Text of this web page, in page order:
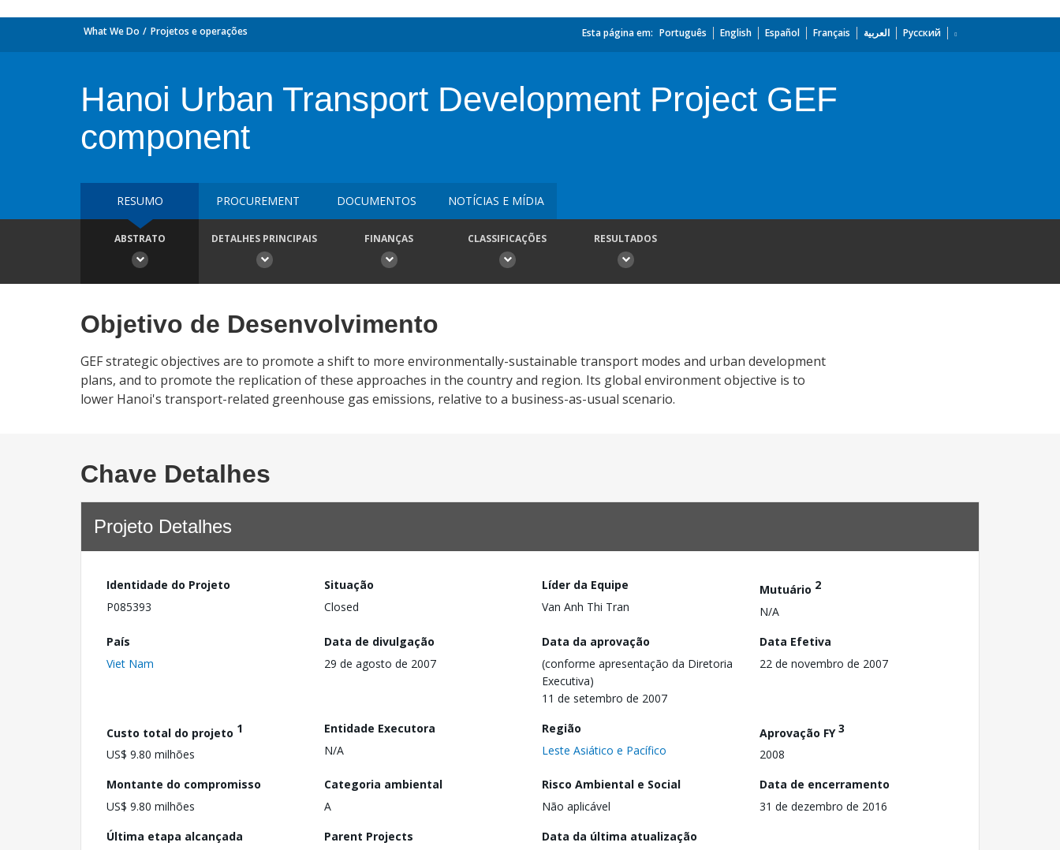
What We Do Projetos e operações Esta página em: Português English Español Français العربية Русский
Hanoi Urban Transport Development Project GEF
component
RESUMO PROCUREMENT DOCUMENTOS NOTÍCIAS E MÍDIA
ABSTRATO DETALHES PRINCIPAIS FINANÇAS CLASSIFICAÇÕES RESULTADOS
Objetivo de Desenvolvimento
GEF strategic objectives are to promote a shift to more environmentally-sustainable transport modes and urban development
plans, and to promote the replication of these approaches in the country and region. Its global environment objective is to
lower Hanoi's transport-related greenhouse gas emissions, relative to a business-as-usual scenario.
Chave Detalhes
Projeto Detalhes
Identidade do Projeto
P085393
Situação
Closed
Líder da Equipe
Van Anh Thi Tran
Mutuário 2
N/A
País
Viet Nam
Data de divulgação
29 de agosto de 2007
Data da aprovação
(conforme apresentação da Diretoria
Executiva)
11 de setembro de 2007
Data Efetiva
22 de novembro de 2007
Custo total do projeto 1
US$ 9.80 milhões
Entidade Executora
N/A
Região
Leste Asiático e Pacífico
Aprovação FY3
2008
Montante do compromisso
US$ 9.80 milhões
Categoria ambiental
A
Risco Ambiental e Social
Não aplicável
Data de encerramento
31 de dezembro de 2016
Última etapa alcançada
Parent Projects
Data da última atualização